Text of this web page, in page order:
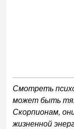
Смотреть
может быть
Скорпионам,
жизненной